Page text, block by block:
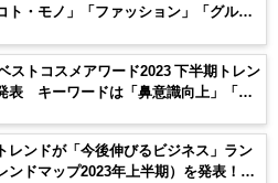
ト・モノ」「ファッション」「グル
」「インフルエンサー」の4部門
ストコスメアワード2023 下半期トレン
表 キーワードは「鼻意識向上」「＃
「スパウトパウチ」「スキンケア欲再
シブ消費」
レンドが「今後伸びるビジネス」ラン
ンドマップ2023年上半期）を発表！